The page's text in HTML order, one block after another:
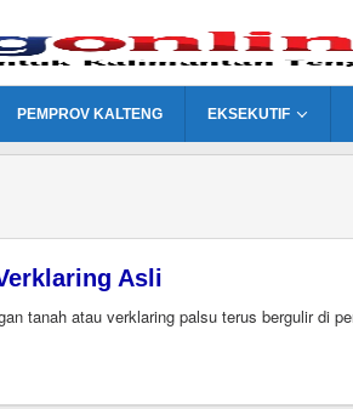
PEMPROV KALTENG EKSEKUTIF
Asli
tanah atau verklaring palsu terus bergulir di